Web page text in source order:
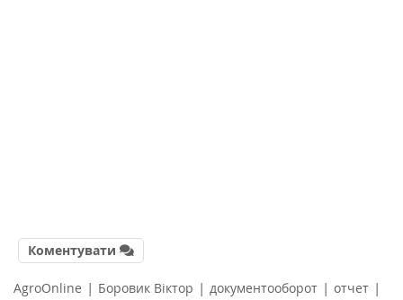
Коментувати
AgroOnline | Боровик Віктор | документооборот | отчет |